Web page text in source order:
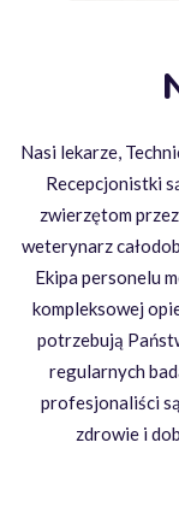
Nasi lekarze,
Recepcjonistki
zwierzętom
weterynarz
Ekipa personelu
kompleksowej
potrzebują
regularnych
profesjonaliści
zdrowie i